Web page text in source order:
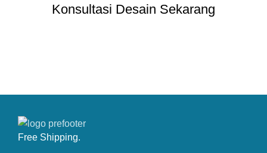
Konsultasi Desain Sekarang
Free Shipping.